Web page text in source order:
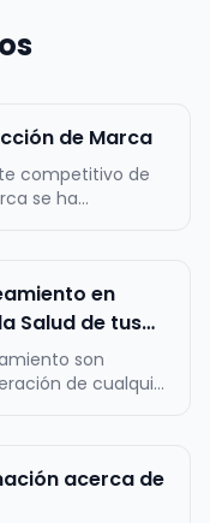
de Marca
competitivo de
se ha
en
Salud de tus
son
de cualquier
acerca de